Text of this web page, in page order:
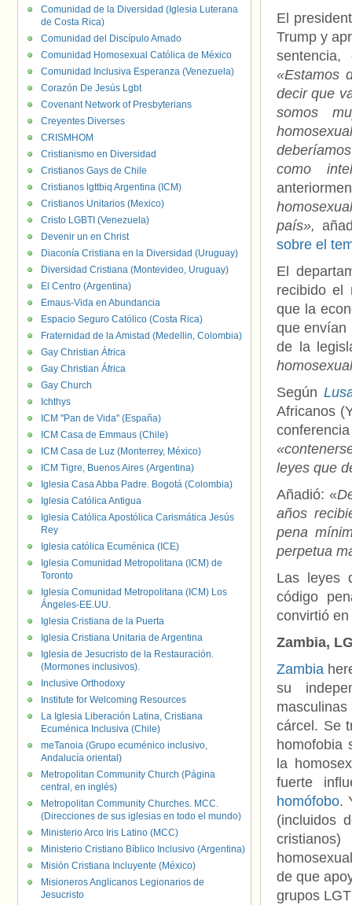
El
Trump y
«Estamos
decir que
somos
como
país»,
sobre el
El
recibido el
que la
que envían
de la
Según
Africanos
leyes que
Añadió: «
años
pena
perpetua
Las leyes
código
convirtió
Zambia,
Zambia
su
cárcel. Se
homofobia
la
fuerte
homófobo.
(incluidos
de que
grupos
Comunidad de la Diversidad (Iglesia Luterana
de Costa Rica)
Comunidad del Discípulo Amado
Comunidad Homosexual Católica de México
Comunidad Inclusiva Esperanza (Venezuela)
Corazón De Jesús Lgbt
Covenant Network of Presbyterians
Creyentes Diverses
CRISMHOM
Cristianismo en Diversidad
Cristianos Gays de Chile
Cristianos lgttbiq Argentina (ICM)
Cristianos Unitarios (Mexico)
Cristo LGBTI (Venezuela)
Devenir un en Christ
Diaconía Cristiana en la Diversidad (Uruguay)
Diversidad Cristiana (Montevideo, Uruguay)
El Centro (Argentina)
Emaus-Vida en Abundancia
Espacio Seguro Católico (Costa Rica)
Fraternidad de la Amistad (Medellin, Colombia)
Gay Christian África
Gay Christian África
Gay Church
Ichthys
ICM "Pan de Vida" (España)
ICM Casa de Emmaus (Chile)
ICM Casa de Luz (Monterrey, México)
ICM Tigre, Buenos Aires (Argentina)
Iglesia Casa Abba Padre. Bogotá (Colombia)
Iglesia Católica Antigua
Iglesia Católica Apostólica Carismática Jesús
Rey
Iglesia católica Ecuménica (ICE)
Iglesia Comunidad Metropolitana (ICM) de
Toronto
Iglesia Comunidad Metropolitana (ICM) Los
Ángeles-EE.UU.
Iglesia Cristiana de la Puerta
Iglesia Cristiana Unitaria de Argentina
Iglesia de Jesucristo de la Restauración.
(Mormones inclusivos).
Inclusive Orthodoxy
Institute for Welcoming Resources
La Iglesia Liberación Latina, Cristiana
Ecuménica Inclusiva (Chile)
meTanoia (Grupo ecuménico inclusivo,
Andalucía oriental)
Metropolitan Community Church (Página
central, en inglés)
Metropolitan Community Churches. MCC.
(Direcciones de sus iglesias en todo el mundo)
Ministerio Arco Iris Latino (MCC)
Ministerio Cristiano Bíblico Inclusivo (Argentina)
Misión Cristiana Incluyente (México)
Misioneros Anglicanos Legionarios de
Jesucristo